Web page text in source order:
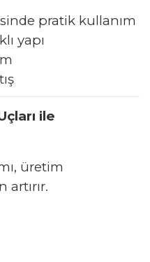
pratik kullanım
yapı
ile
üretim
artırır.